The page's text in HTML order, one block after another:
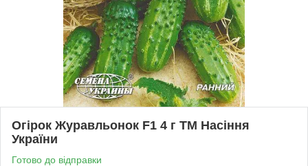
Огірок Журавльонок F1 4 г ТМ Насіння
України
Готово до відправки